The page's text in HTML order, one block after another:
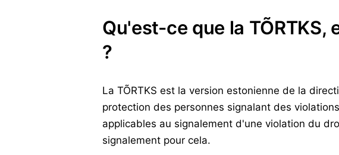
Qu'est-ce que la
?
La TÕRTKS est la version estonienne de la
protection des personnes signalant des
applicables au signalement d'une violation du
signalement pour cela.